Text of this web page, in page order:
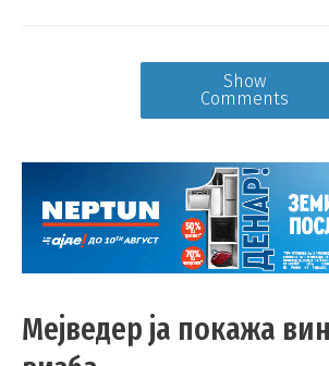
Show
Comments
Мејведер ја покажа